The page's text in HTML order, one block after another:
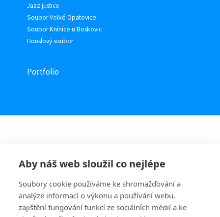
Jazz justice
Soubor Velké Opatovice
Soubor Knínice u Boskovic
Houslový soubor
Portfolio
Aby náš web sloužil co nejlépe
Soubory cookie používáme ke shromažďování a
analýze informací o výkonu a používání webu,
zajištění fungování funkcí ze sociálních médií a ke